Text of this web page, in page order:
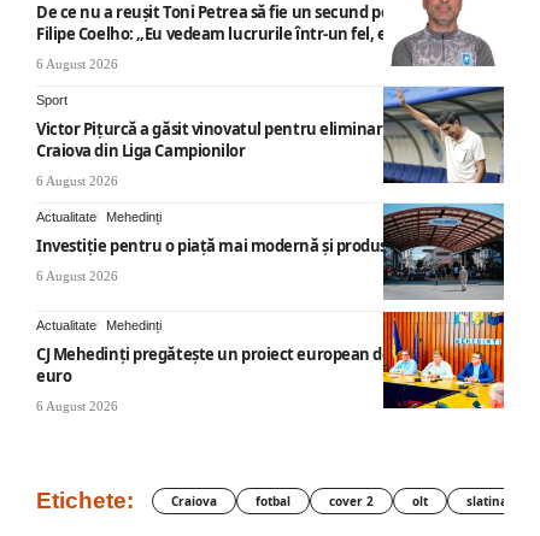
De ce nu a reușit Toni Petrea să fie un secund potrivit pentru
Filipe Coelho: „Eu vedeam lucrurile într-un fel, e normal”
6 August 2026
Sport
Victor Pițurcă a găsit vinovatul pentru eliminarea Universității
Craiova din Liga Campionilor
6 August 2026
Actualitate Mehedinți
Investiție pentru o piață mai modernă și produse locale
6 August 2026
Actualitate Mehedinți
CJ Mehedinți pregătește un proiect european de 40 milioane
euro
6 August 2026
Etichete: Craiova fotbal cover 2 olt slatina